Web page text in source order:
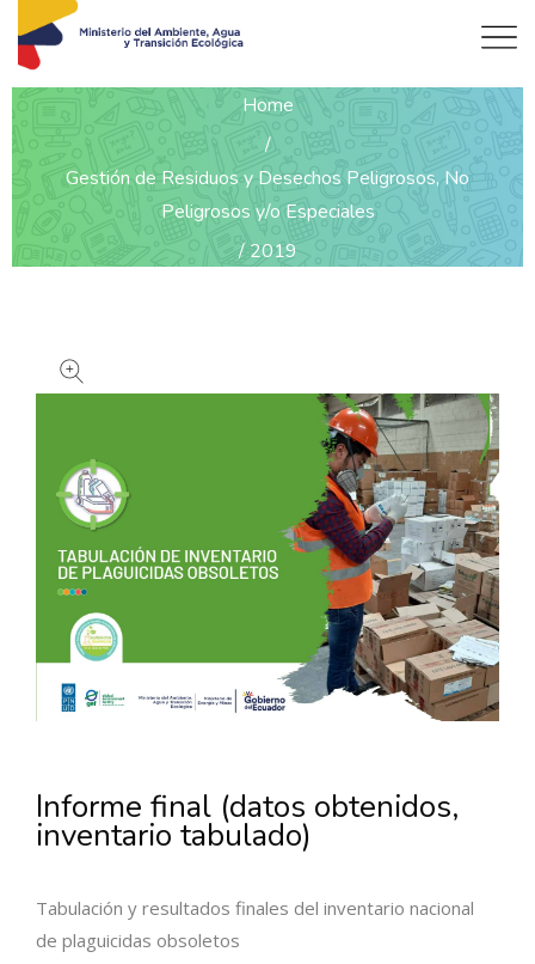
DETALLES DEL PRODUCTO
Home
Gestión de Residuos y Desechos Peligrosos, No
Peligrosos y/o Especiales
2019
Informe final (datos obtenidos,
inventario tabulado)
Tabulación y resultados finales del inventario nacional
de plaguicidas obsoletos